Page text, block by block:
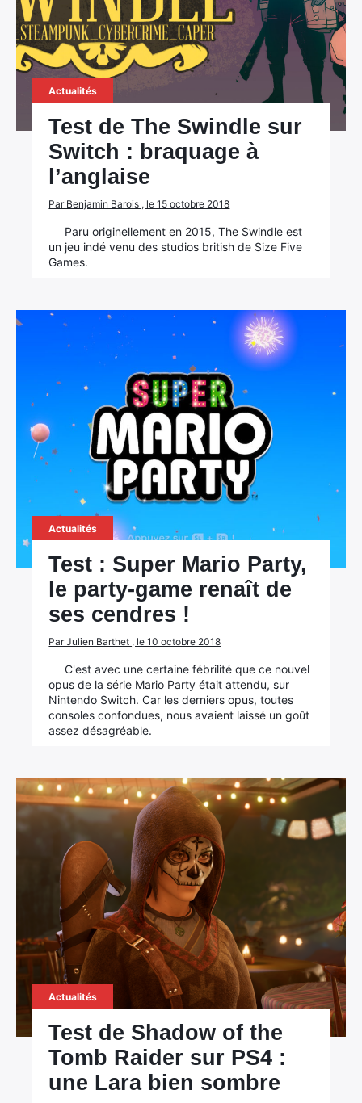
Actualités
Test de The Swindle sur
Switch : braquage à
l’anglaise
Par Benjamin Barois , le 15 octobre 2018
Paru originellement en 2015, The Swindle est
un jeu indé venu des studios british de Size Five
Games.
Actualités
Test : Super Mario Party,
le party-game renaît de
ses cendres !
Par Julien Barthet , le 10 octobre 2018
C'est avec une certaine fébrilité que ce nouvel
opus de la série Mario Party était attendu, sur
Nintendo Switch. Car les derniers opus, toutes
consoles confondues, nous avaient laissé un goût
assez désagréable.
Actualités
Test de Shadow of the
Tomb Raider sur PS4 :
une Lara bien sombre